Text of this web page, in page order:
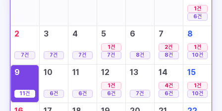
1건
6건
2
7건
3
7건
4
7건
5
1건
7건
6
8건
7
2건
8건
8
1건
10건
9
11건
10
6건
11
6건
12
1건
6건
13
7건
14
4건
6건
15
1건
10건